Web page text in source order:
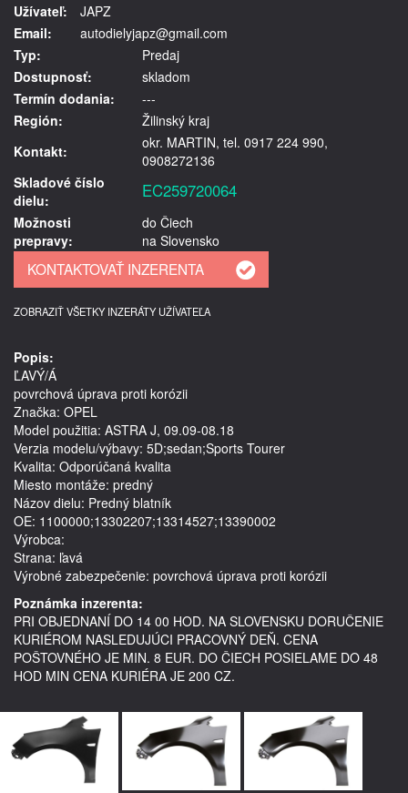
Užívateľ:
JAPZ
Email:
autodielyjapz@gmail.com
Typ:
Predaj
Dostupnosť:
skladom
Termín dodania:
---
Región:
Žilinský kraj
Kontakt:
okr. MARTIN, tel. 0917 224 990,
0908272136
Skladové číslo
dielu:
EC259720064
Možnosti
prepravy:
do Čiech
na Slovensko
ZOBRAZIŤ VŠETKY INZERÁTY UŽÍVATEĽA
Popis:
ĽAVÝ/Á
povrchová úprava proti korózii
Značka: OPEL
Model použitia: ASTRA J, 09.09-08.18
Verzia modelu/výbavy: 5D;sedan;Sports Tourer
Kvalita: Odporúčaná kvalita
Miesto montáže: predný
Názov dielu: Predný blatník
OE: 1100000;13302207;13314527;13390002
Výrobca:
Strana: ľavá
Výrobné zabezpečenie: povrchová úprava proti korózii
Poznámka inzerenta:
PRI OBJEDNANÍ DO 14 00 HOD. NA SLOVENSKU DORUČENIE
KURIÉROM NASLEDUJÚCI PRACOVNÝ DEŇ. CENA
POŠTOVNÉHO JE MIN. 8 EUR. DO ČIECH POSIELAME DO 48
HOD MIN CENA KURIÉRA JE 200 CZ.